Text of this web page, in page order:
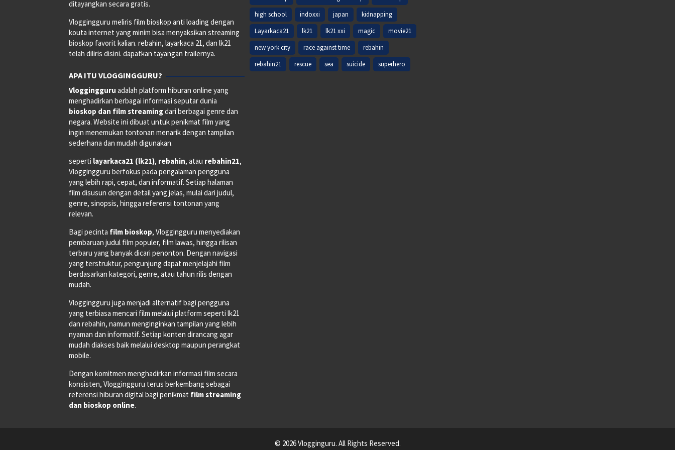
ditayangkan secara gratis.
Vloggingguru meliris film bioskop anti loading dengan
kouta internet yang minim bisa menyaksikan streaming
bioskop favorit kalian. rebahin, layarkaca 21, dan lk21
telah diliris disini. dapatkan tayangan trailernya.
APA ITU VLOGGINGGURU?
Vloggingguru adalah platform hiburan online yang
menghadirkan berbagai informasi seputar dunia
bioskop dan film streamingdari berbagai genre dan
negara. Website ini dibuat untuk penikmat film yang
ingin menemukan tontonan menarik dengan tampilan
sederhana dan mudah digunakan.
seperti layarkaca21 (lk21), rebahin, atau rebahin21,
Vloggingguru berfokus pada pengalaman pengguna
yang lebih rapi, cepat, dan informatif. Setiap halaman
film disusun dengan detail yang jelas, mulai dari judul,
genre, sinopsis, hingga referensi tontonan yang
relevan.
Bagi pecinta film bioskop, Vloggingguru menyediakan
pembaruan judul film populer, film lawas, hingga rilisan
terbaru yang banyak dicari penonton. Dengan navigasi
yang terstruktur, pengunjung dapat menjelajahi film
berdasarkan kategori, genre, atau tahun rilis dengan
mudah.
Vloggingguru juga menjadi alternatif bagi pengguna
yang terbiasa mencari film melalui platform seperti lk21
dan rebahin, namun menginginkan tampilan yang lebih
nyaman dan informatif. Setiap konten dirancang agar
mudah diakses baik melalui desktop maupun perangkat
mobile.
Dengan komitmen menghadirkan informasi film secara
konsisten, Vloggingguru terus berkembang sebagai
referensi hiburan digital bagi penikmat film streaming
dan bioskop online.
high school
indoxxi japan
kidnapping
Layarkaca21
lk21 lk21 xxi magic
movie21
new york city
race against time
rebahin
rebahin21
rescue sea suicide superhero
© 2026 Vlogginguru. All Rights Reserved.